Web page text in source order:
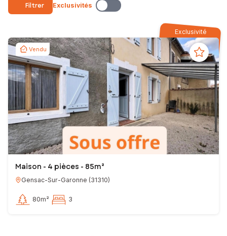
Filtrer Exclusivités
Exclusivité
Vendu
Maison - 4 pièces - 85m²
Gensac-Sur-Garonne (31310)
80m² 3